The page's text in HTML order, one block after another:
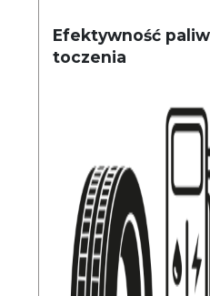
Efektywność
toczenia